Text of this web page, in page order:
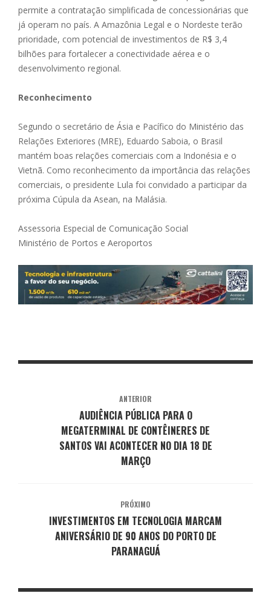
permite a contratação simplificada de concessionárias que
já operam no país. A Amazônia Legal e o Nordeste terão
prioridade, com potencial de investimentos de R$ 3,4
bilhões para fortalecer a conectividade aérea e o
desenvolvimento regional.
Reconhecimento
Segundo o secretário de Ásia e Pacífico do Ministério das
Relações Exteriores (MRE), Eduardo Saboia, o Brasil
mantém boas relações comerciais com a Indonésia e o
Vietnã. Como reconhecimento da importância das relações
comerciais, o presidente Lula foi convidado a participar da
próxima Cúpula da Asean, na Malásia.
Assessoria Especial de Comunicação Social
Ministério de Portos e Aeroportos
ANTERIOR
AUDIÊNCIA PÚBLICA PARA O
MEGATERMINAL DE CONTÊINERES DE
SANTOS VAI ACONTECER NO DIA 18 DE
MARÇO
PRÓXIMO
INVESTIMENTOS EM TECNOLOGIA MARCAM
ANIVERSÁRIO DE 90 ANOS DO PORTO DE
PARANAGUÁ